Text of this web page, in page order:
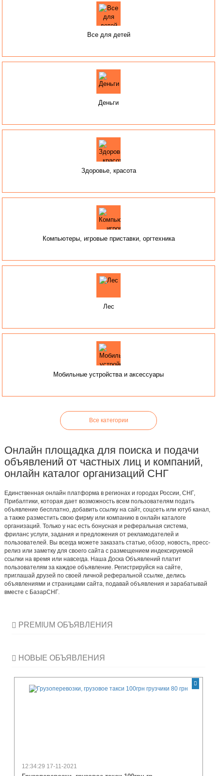
Все для детей
Деньги
Здоровье, красота
Компьютеры, игровые приставки, оргтехника
Лес
Мобильные устройства и аксессуары
Все категории
Онлайн площадка для поиска и подачи
объявлений от частных лиц и компаний,
онлайн каталог организаций СНГ
Единственная онлайн платформа в регионах и городах России, СНГ,
Прибалтики, которая дает возможность всем пользователям подать
объявление бесплатно, добавить ссылку на сайт, соцсеть или ютуб канал,
а также разместить свою фирму или компанию в онлайн каталоге
организаций. Только у нас есть бонусная и реферальная система,
фриланс услуги, задания и предложения от рекламодателей и
пользователей. Вы всегда можете заказать статью, обзор, новость, пресс-
релиз или заметку для своего сайта с размещением индексируемой
ссылки на время или навсегда. Наша Доска Объявлений платит
пользователям за каждое объявление. Регистрируйся на сайте,
приглашай друзей по своей личной реферальной ссылке, делись
объявлениями и страницами сайта, подавай объявления и зарабатывай
вместе с БазарСНГ.
PREMIUM ОБЪЯВЛЕНИЯ
НОВЫЕ ОБЪЯВЛЕНИЯ
12:34:29 17-11-2021